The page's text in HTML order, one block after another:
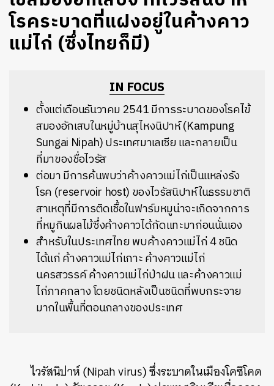
โรคระบาดที่แฝงอยู่ในค้างคาว
แม่ไก่ (ซึ่งไทยก็มี)
IN FOCUS
ตั้งแต่เดือนธันวาคม 2541 มีการระบาดของโรคไข้
สมองอักเสบในหมู่บ้านสุไหงนิปาห์ (Kampung
Sungai Nipah) ประเทศมาเลเซีย และกลายเป็น
ที่มาของชื่อไวรัส
ต่อมา มีการค้นพบว่าค้างคาวแม่ไก่เป็นแหล่งรัง
โรค (reservoir host) ของไวรัสนิปาห์ในธรรมชาติ
สาเหตุที่มีการติดเชื้อในฟาร์มหมูน่าจะเกิดจากการ
ที่หมูกินผลไม้ซึ่งค้างคาวได้กัดแทะมาก่อนนั่นเอง
สำหรับในประเทศไทย พบค้างคาวแม่ไก่ 4 ชนิด
ได้แก่ ค้างคาวแม่ไก่เกาะ ค้างคาวแม่ไก่
นครสวรรค์ ค้างคาวแม่ไก่ป่าฝน และค้างคาวแม่
ไก่ภาคกลาง โดยชนิดหลังเป็นชนิดที่พบกระจาย
มากในพื้นที่ตอนกลางของประเทศ
ไวรัสนิปาห์ (Nipah virus) ซึ่งระบาดในเมืองโคซิโคด